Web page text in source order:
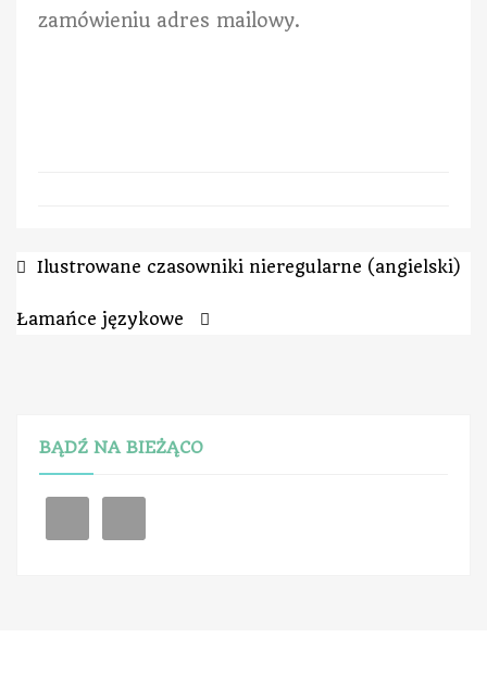
zamówieniu adres mailowy.
Ilustrowane czasowniki nieregularne (angielski)
Łamańce językowe
BĄDŹ NA BIEŻĄCO